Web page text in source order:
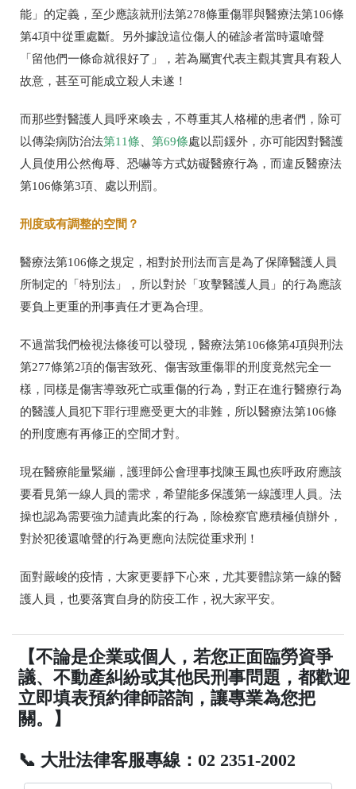
能」的定義，至少應該就刑法第278條重傷罪與醫療法第106條
第4項中從重處斷。另外據說這位傷人的確診者當時還嗆聲
「留他們一條命就很好了」，若為屬實代表主觀其實具有殺人
故意，甚至可能成立殺人未遂！
而那些對醫護人員呼來喚去，不尊重其人格權的患者們，除可
以傳染病防治法第11條、 第69條處以罰鍰外，亦可能因對醫護
人員使用公然侮辱、恐嚇等方式妨礙醫療行為，而違反醫療法
第106條第3項、處以刑罰。
刑度或有調整的空間？
醫療法第106條之規定，相對於刑法而言是為了保障醫護人員
所制定的「特別法」，所以對於「攻擊醫護人員」的行為應該
要負上更重的刑事責任才更為合理。
不過當我們檢視法條後可以發現，醫療法第106條第4項與刑法
第277條第2項的傷害致死、傷害致重傷罪的刑度竟然完全一
樣，同樣是傷害導致死亡或重傷的行為，對正在進行醫療行為
的醫護人員犯下罪行理應受更大的非難，所以醫療法第106條
的刑度應有再修正的空間才對。
現在醫療能量緊繃，護理師公會理事找陳玉鳳也疾呼政府應該
要看見第一線人員的需求，希望能多保護第一線護理人員。法
操也認為需要強力譴責此案的行為，除檢察官應積極偵辦外，
對於犯後還嗆聲的行為更應向法院從重求刑！
面對嚴峻的疫情，大家更要靜下心來，尤其要體諒第一線的醫
護人員，也要落實自身的防疫工作，祝大家平安。
【不論是企業或個人，若您正面臨勞資爭
議、不動產糾紛或其他民刑事問題，都歡迎
立即填表預約律師諮詢，讓專業為您把
關。】
📞 大壯法律客服專線：02 2351-2002